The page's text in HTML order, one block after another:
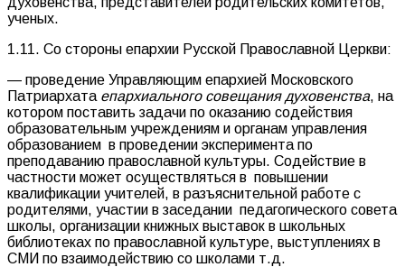
ученых.
1.11. Со стороны епархии Русской Православной Церкви:
— проведение Управляющим епархией Московского
Патриархата епархиального совещания духовенства, на
котором поставить задачи по оказанию содействия
образовательным учреждениям и органам управления
образованием в проведении эксперимента по
преподаванию православной культуры. Содействие в
частности может осуществляться в повышении
квалификации учителей, в разъяснительной работе с
родителями, участии в заседании педагогического совета
школы, организации книжных выставок в школьных
библиотеках по православной культуре, выступлениях в
СМИ по взаимодействию со школами т.д.